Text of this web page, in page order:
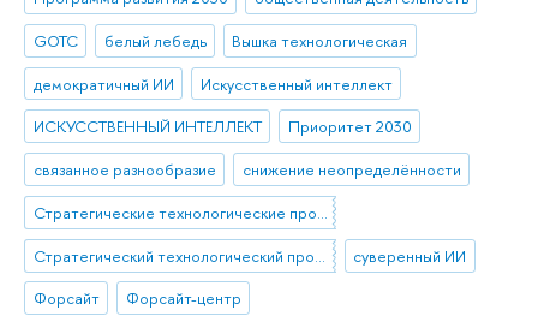
GOTC
белый лебедь
Вышка технологическая
демократичный ИИ
Искусственный интеллект
ИСКУССТВЕННЫЙ ИНТЕЛЛЕКТ
Приоритет 2030
связанное разнообразие
снижение неопределённости
Стратегические технологические проекты
Стратегический технологический проект «Национальный центр социально-экономического и научно-технологического прогнозирования»
суверенный ИИ
Форсайт
Форсайт-центр